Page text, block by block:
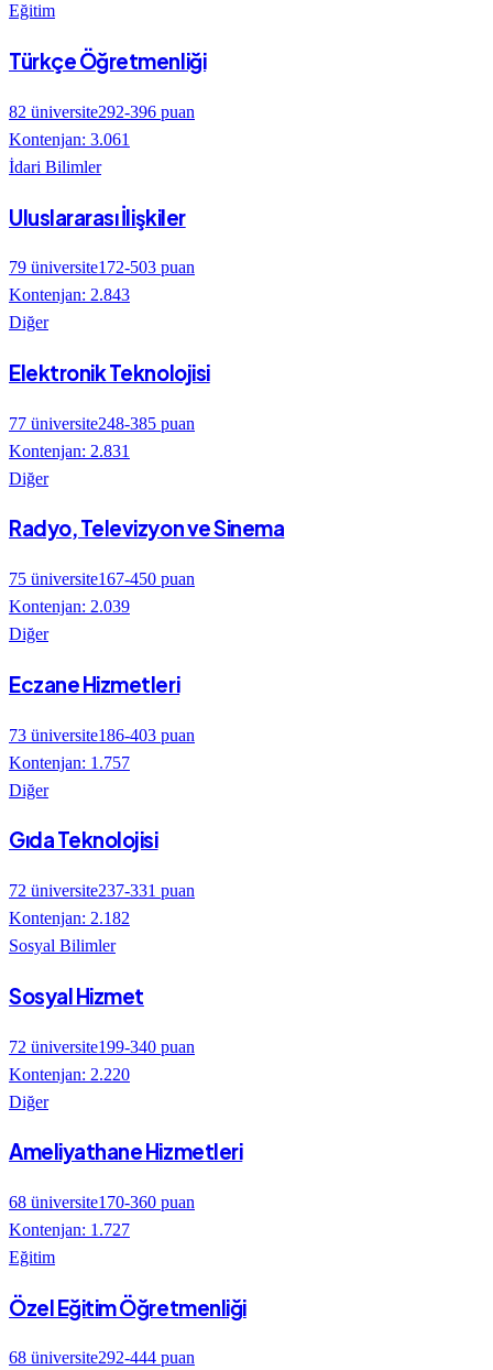
Eğitim
Türkçe Öğretmenliği
82 üniversite292-396 puan
Kontenjan: 3.061
İdari Bilimler
Uluslararası İlişkiler
79 üniversite172-503 puan
Kontenjan: 2.843
Diğer
Elektronik Teknolojisi
77 üniversite248-385 puan
Kontenjan: 2.831
Diğer
Radyo, Televizyon ve Sinema
75 üniversite167-450 puan
Kontenjan: 2.039
Diğer
Eczane Hizmetleri
73 üniversite186-403 puan
Kontenjan: 1.757
Diğer
Gıda Teknolojisi
72 üniversite237-331 puan
Kontenjan: 2.182
Sosyal Bilimler
Sosyal Hizmet
72 üniversite199-340 puan
Kontenjan: 2.220
Diğer
Ameliyathane Hizmetleri
68 üniversite170-360 puan
Kontenjan: 1.727
Eğitim
Özel Eğitim Öğretmenliği
68 üniversite292-444 puan